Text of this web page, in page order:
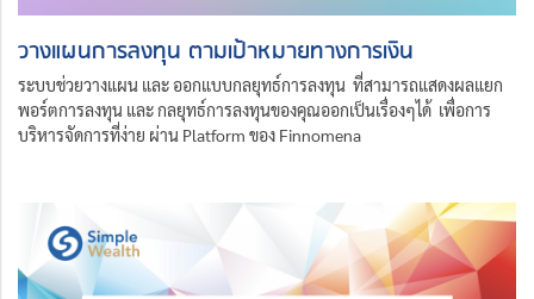
วางแผนการลงทุน ตามเป้าหมายทางการเงิน
ระบบช่วยวางแผน และ ออกแบบกลยุทธ์การลงทุน ที่สามารถแสดงผลแยก
พอร์ตการลงทุน และ กลยุทธ์การลงทุนของคุณออกเป็นเรื่องๆได้ เพื่อการ
บริหารจัดการที่ง่าย ผ่าน Platform ของ Finnomena